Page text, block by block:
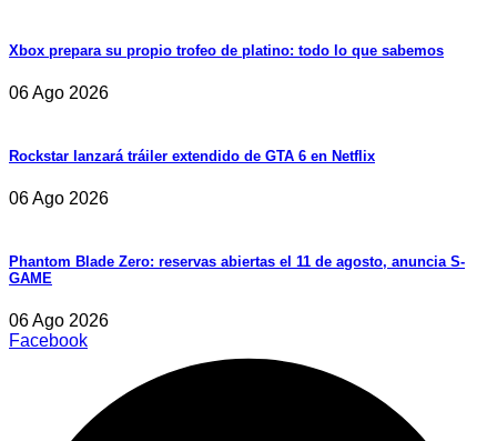
Xbox prepara su propio trofeo de platino: todo lo que sabemos
06 Ago 2026
Rockstar lanzará tráiler extendido de GTA 6 en Netflix
06 Ago 2026
Phantom Blade Zero: reservas abiertas el 11 de agosto, anuncia S-
GAME
06 Ago 2026
Facebook